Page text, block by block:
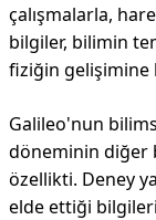
çalışmalarla,
bilgiler, bilimin
fiziğin gelişimine
Galileo'nun
döneminin diğer
özellikti. Deney
elde ettiği